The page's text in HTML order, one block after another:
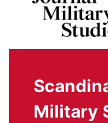
Military